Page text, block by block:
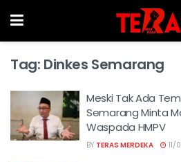
Tag: Dinkes Semarang
Meski Tak Ada
Semarang Minta
Waspada HMPV
BY TERAS MERDEKA 11/